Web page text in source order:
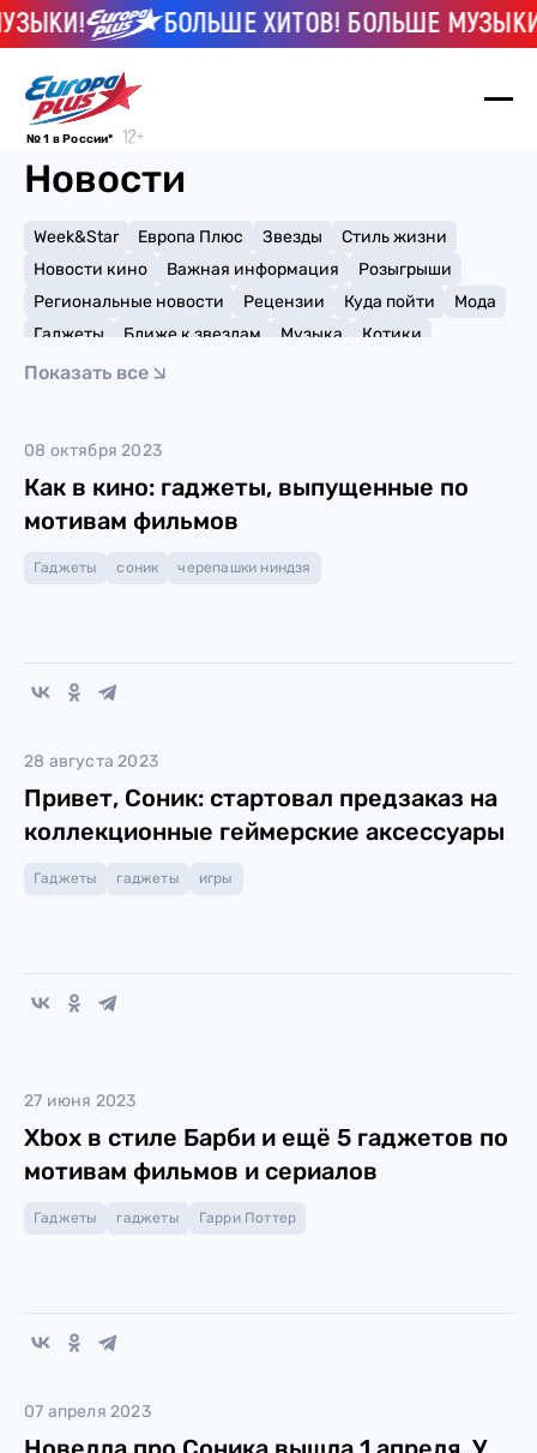
БОЛЬШЕ ХИТОВ! БОЛЬШЕ
№ 1 в России*
Новости
Week&Star Европа Плюс Звезды
Стиль жизни
Новости кино
Важная информация
Розыгрыши
Региональные новости
Рецензии Куда пойти
Мода
Гаджеты
Ближе к звездам Музыка
Котики
Мемы и тренды
Показать все
08 октября 2023
Как в кино: гаджеты, выпущенные по
мотивам фильмов
Гаджеты соник черепашки ниндзя
28 августа 2023
Привет, Соник: стартовал предзаказ на
коллекционные геймерские аксессуары
Гаджеты гаджеты игры
27 июня 2023
Xbox в стиле Барби и ещё 5 гаджетов по
мотивам фильмов и сериалов
Гаджеты гаджеты Гарри Поттер
07 апреля 2023